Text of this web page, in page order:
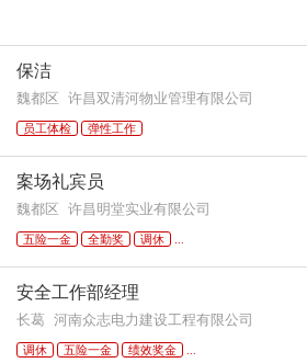
保洁
魏都区 许昌双清河物业管理有限公司
员工体检 弹性工作
案场礼宾员
魏都区 许昌明堂实业有限公司
五险一金 全勤奖 调休
安全工作部经理
长葛 河南众志电力建设工程有限公司
调休 五险一金 绩效奖金